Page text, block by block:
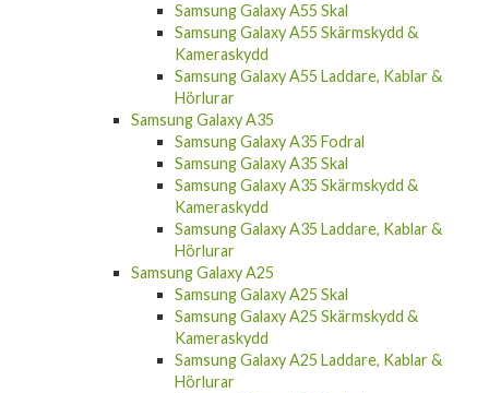
Samsung Galaxy A55 Skal
Samsung Galaxy A55 Skärmskydd &
Kameraskydd
Samsung Galaxy A55 Laddare, Kablar &
Hörlurar
Samsung Galaxy A35
Samsung Galaxy A35 Fodral
Samsung Galaxy A35 Skal
Samsung Galaxy A35 Skärmskydd &
Kameraskydd
Samsung Galaxy A35 Laddare, Kablar &
Hörlurar
Samsung Galaxy A25
Samsung Galaxy A25 Skal
Samsung Galaxy A25 Skärmskydd &
Kameraskydd
Samsung Galaxy A25 Laddare, Kablar &
Hörlurar